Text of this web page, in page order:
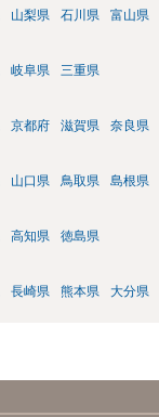
山梨県 石川県 富山県
岐阜県 三重県
京都府 滋賀県 奈良県
山口県 鳥取県 島根県
高知県 徳島県
長崎県 熊本県 大分県